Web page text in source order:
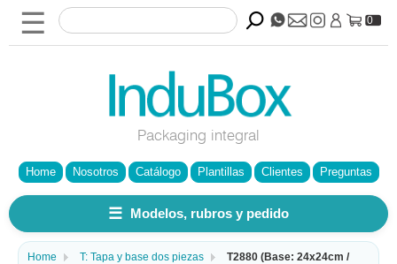
☰
Packaging integral
0
Home Nosotros Catálogo Plantillas Clientes Preguntas
☰ Modelos, rubros y pedido
Home T: Tapa y base dos piezas
T2880 (Base: 24x24cm /